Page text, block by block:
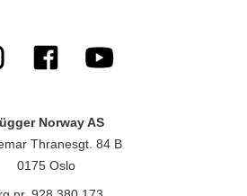
Norway AS
Thranesgt. 84 B
0175 Oslo